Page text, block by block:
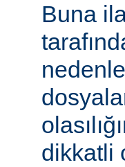
Buna
dikkatli